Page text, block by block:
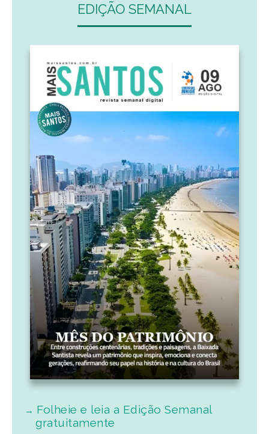
EDIÇÃO SEMANAL
Folheie e leia a Edição Semanal
gratuitamente